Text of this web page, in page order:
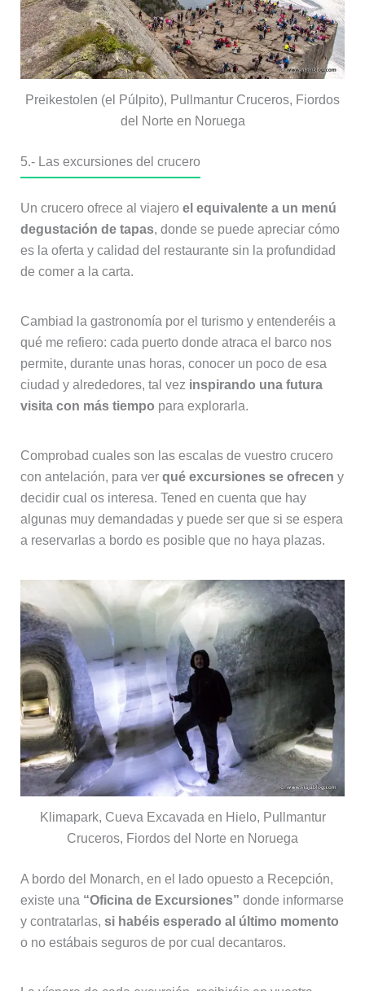
Preikestolen (el Púlpito), Pullmantur Cruceros, Fiordos
del Norte en Noruega
5.- Las excursiones del crucero
Un crucero ofrece al viajero el equivalente a un menú
degustación de tapas, donde se puede apreciar cómo
es la oferta y calidad del restaurante sin la profundidad
de comer a la carta.
Cambiad la gastronomía por el turismo y entenderéis a
qué me refiero: cada puerto donde atraca el barco nos
permite, durante unas horas, conocer un poco de esa
ciudad y alrededores, tal vez inspirando una futura
visita con más tiempo para explorarla.
Comprobad cuales son las escalas de vuestro crucero
con antelación, para ver qué excursiones se ofrecen y
decidir cual os interesa. Tened en cuenta que hay
algunas muy demandadas y puede ser que si se espera
a reservarlas a bordo es posible que no haya plazas.
Klimapark, Cueva Excavada en Hielo, Pullmantur
Cruceros, Fiordos del Norte en Noruega
A bordo del Monarch, en el lado opuesto a Recepción,
existe una “Oficina de Excursiones” donde informarse
y contratarlas, si habéis esperado al último momento
o no estábais seguros de por cual decantaros.